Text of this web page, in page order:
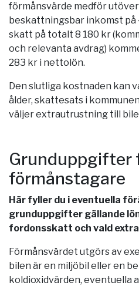
förmånsvärde medför
beskattningsbar inkomst på
skatt på totalt 8 180 kr
och relevanta avdrag)
283 kr i nettolön.
Den slutliga kostnaden kan
ålder, skattesats i
väljer extrautrustning till
Grunduppgifter
förmånstagare
Här fyller du i eventuella
grunduppgifter gällande
fordonsskatt och vald
Förmånsvärdet utgörs av
bilen är en miljöbil eller en
koldioxidvärden, eventuella